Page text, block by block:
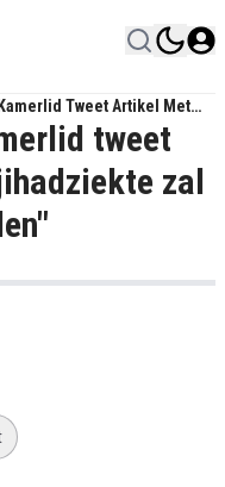
Tweet Artikel Met
Zal Zich Blijven
tweet
zal